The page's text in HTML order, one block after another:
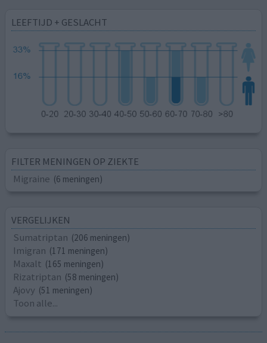
LEEFTIJD + GESLACHT
FILTER MENINGEN OP ZIEKTE
Migraine (6 meningen)
VERGELIJKEN
Sumatriptan (206 meningen)
Imigran (171 meningen)
Maxalt (165 meningen)
Rizatriptan (58 meningen)
Ajovy (51 meningen)
Toon alle...